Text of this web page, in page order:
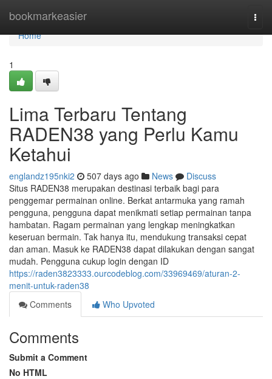
bookmarkeasier
Home
Home
1
Lima Terbaru Tentang
RADEN38 yang Perlu Kamu
Ketahui
englandz195nki2 507 days ago News
Discuss
Situs RADEN38 merupakan destinasi terbaik bagi para
penggemar permainan online. Berkat antarmuka yang ramah
pengguna, pengguna dapat menikmati setiap permainan tanpa
hambatan. Ragam permainan yang lengkap meningkatkan
keseruan bermain. Tak hanya itu, mendukung transaksi cepat
dan aman. Masuk ke RADEN38 dapat dilakukan dengan sangat
mudah. Pengguna cukup login dengan ID
https://raden3823333.ourcodeblog.com/33969469/aturan-2-
menit-untuk-raden38
Comments
Who Upvoted
Comments
Submit a Comment
No HTML